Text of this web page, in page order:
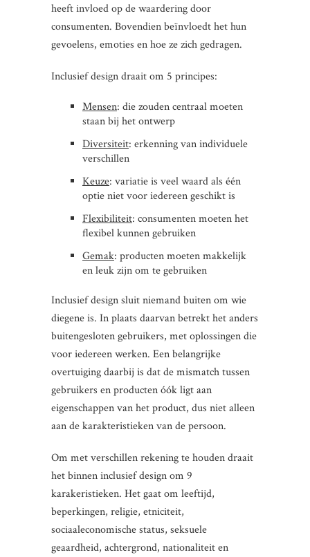
heeft invloed op de waardering door
consumenten. Bovendien beïnvloedt het hun
gevoelens, emoties en hoe ze zich gedragen.
Inclusief design draait om 5 principes:
Mensen: die zouden centraal moeten
staan bij het ontwerp
Diversiteit: erkenning van individuele
verschillen
Keuze: variatie is veel waard als één
optie niet voor iedereen geschikt is
Flexibiliteit: consumenten moeten het
flexibel kunnen gebruiken
Gemak: producten moeten makkelijk
en leuk zijn om te gebruiken
Inclusief design sluit niemand buiten om wie
diegene is. In plaats daarvan betrekt het anders
buitengesloten gebruikers, met oplossingen die
voor iedereen werken. Een belangrijke
overtuiging daarbij is dat de mismatch tussen
gebruikers en producten óók ligt aan
eigenschappen van het product, dus niet alleen
aan de karakteristieken van de persoon.
Om met verschillen rekening te houden draait
het binnen inclusief design om 9
karakeristieken. Het gaat om leeftijd,
beperkingen, religie, etniciteit,
sociaaleconomische status, seksuele
geaardheid, achtergrond, nationaliteit en